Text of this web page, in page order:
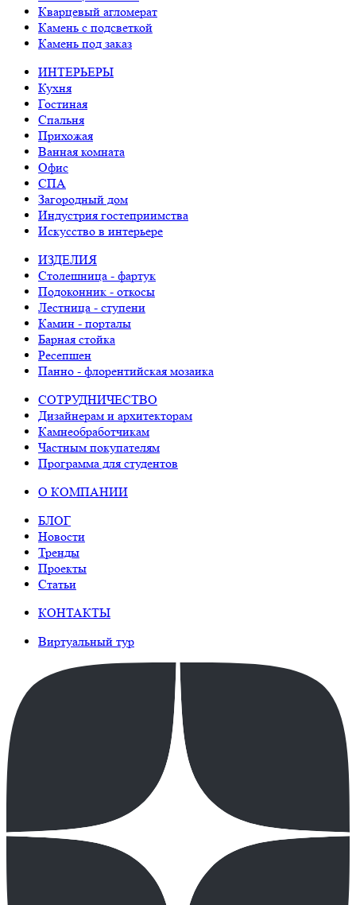
Кварцевый агломерат
Камень с подсветкой
Камень под заказ
ИНТЕРЬЕРЫ
Кухня
Гостиная
Спальня
Прихожая
Ванная комната
Офис
СПА
Загородный дом
Индустрия гостеприимства
Искусство в интерьере
ИЗДЕЛИЯ
Столешница - фартук
Подоконник - откосы
Лестница - ступени
Камин - порталы
Барная стойка
Ресепшен
Панно - флорентийская мозаика
СОТРУДНИЧЕСТВО
Дизайнерам и архитекторам
Камнеобработчикам
Частным покупателям
Программа для студентов
О КОМПАНИИ
БЛОГ
Новости
Тренды
Проекты
Статьи
КОНТАКТЫ
Виртуальный тур